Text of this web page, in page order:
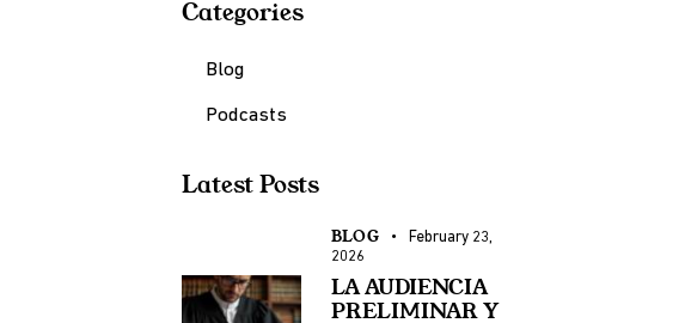
Categories
Blog
Podcasts
Latest Posts
BLOG
February 23,
2026
LA AUDIENCIA
PRELIMINAR Y